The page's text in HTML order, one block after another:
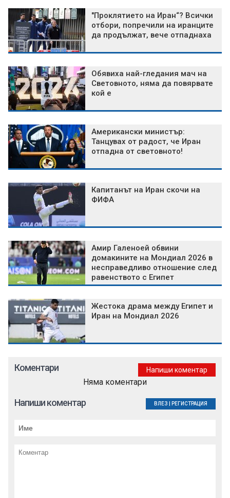
"Проклятието на Иран“? Всички
отбори, попречили на иранците
да продължат, вече отпаднаха
Обявиха най-гледания мач на
Световното, няма да повярвате
кой е
Американски министър:
Танцувах от радост, че Иран
отпадна от световното!
Капитанът на Иран скочи на
ФИФА
Амир Галеноей обвини
домакините на Мондиал 2026 в
несправедливо отношение след
равенството с Египет
Жестока драма между Египет и
Иран на Мондиал 2026
Коментари Напиши коментар
Няма коментари
Напиши коментар ВЛЕЗ РЕГИСТРАЦИЯ